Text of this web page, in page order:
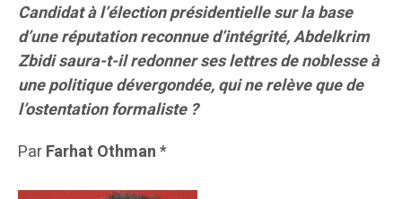
Candidat à l’élection présidentielle sur la base
d’une réputation reconnue d’intégrité, Abdelkrim
Zbidi saura-t-il redonner ses lettres de noblesse à
une politique dévergondée, qui ne relève que de
l’ostentation formaliste ?
ParFarhat Othman*